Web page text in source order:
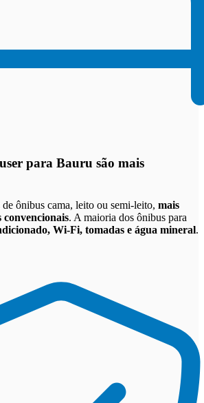
para Bauru são mais
ônibus cama, leito ou semi-leito, mais
convencionais. A maioria dos ônibus para
Wi-Fi, tomadas e água mineral.